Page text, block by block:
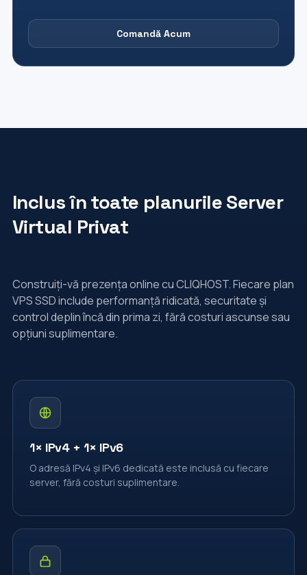
Comandă Acum
Inclus în toate planurile Server
Virtual Privat
Construiți-vă prezența online cu CLIQHOST. Fiecare plan
VPS SSD include performanță ridicată, securitate și
control deplin încă din prima zi, fără costuri ascunse sau
opțiuni suplimentare.
1× IPv4 + 1× IPv6
O adresă IPv4 și IPv6 dedicată este inclusă cu fiecare
server, fără costuri suplimentare.